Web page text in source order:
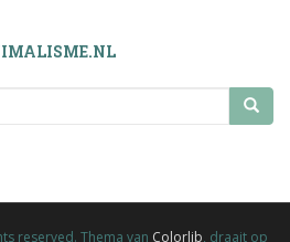
reserved. Thema van Colorlib, draait op